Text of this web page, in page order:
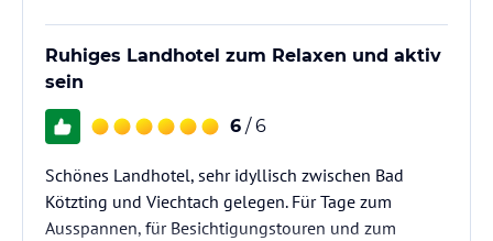
Ruhiges Landhotel zum Relaxen und aktiv
sein
6 / 6
Schönes Landhotel, sehr idyllisch zwischen Bad
Kötzting und Viechtach gelegen. Für Tage zum
Ausspannen, für Besichtigungstouren und zum